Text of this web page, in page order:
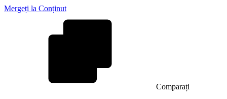
Mergeți la Conținut
Comparați